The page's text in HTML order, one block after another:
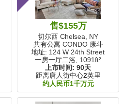
售$155万
切尔西 Chelsea, NY
共有公寓 CONDO 康斗
地址: 124 W 24th Street
一房一厅二浴, 1091ft²
上市时间: 90天
距离唐人街中心2英里
约人民币1千万元